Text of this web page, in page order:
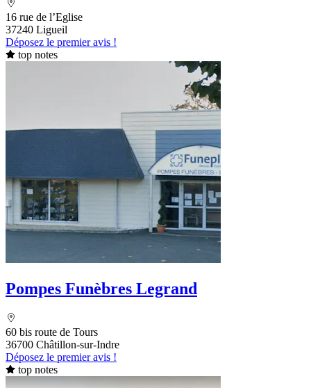
16 rue de l’Eglise
37240 Ligueil
Déposez le premier avis !
top notes
Pompes Funèbres Legrand
60 bis route de Tours
36700 Châtillon-sur-Indre
Déposez le premier avis !
top notes